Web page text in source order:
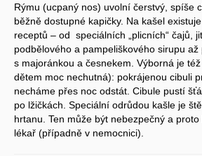
Rýmu (ucpaný nos) uvolní čerstvý, spíše
běžně dostupné kapičky. Na kašel
receptů – od speciálních „plicních“ čajů,
podbělového a pampeliškového sirupu
s majoránkou a česnekem. Výborná je
dětem moc nechutná): pokrájenou cibuli
necháme přes noc odstát. Cibule pustí
po lžičkách. Speciální odrůdou kašle je
hrtanu. Ten může být nebezpečný a
lékař (případně v nemocnici).